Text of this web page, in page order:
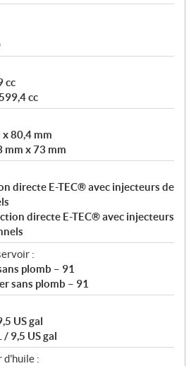
cc
cc
80,4 mm
mm x 73 mm
directe E-TEC® avec injecteurs de
directe E-TEC® avec injecteurs
:
plomb – 91
sans plomb – 91
US gal
/ 9,5 US gal
d'huile :